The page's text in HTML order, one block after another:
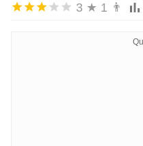
3 ★ 1 👨